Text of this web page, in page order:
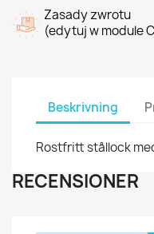
Zasady zwrotu
(edytuj w module
Beskrivning
Rostfritt stållock
RECENSIONER